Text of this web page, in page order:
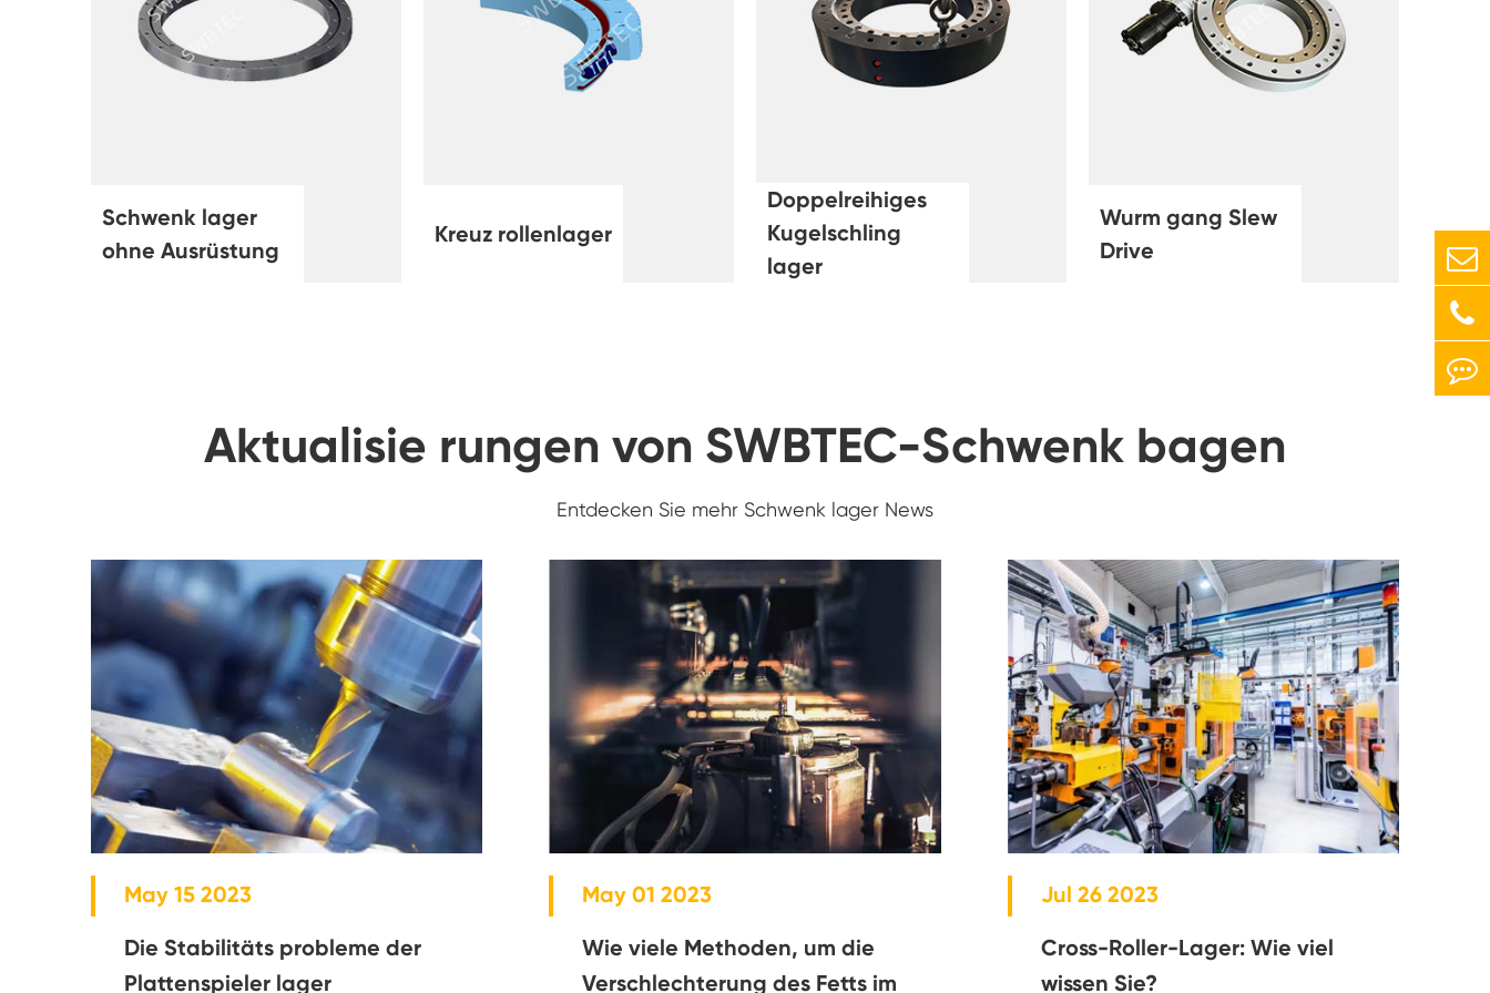
Schwenk lager
ohne Ausrüstung
Kreuz rollenlager
Doppelreihiges
Kugelschling
lager
Wurm gang Slew
Drive
Aktualisie rungen von SWBTEC-Schwenk bagen
Entdecken Sie mehr Schwenk lager News
May 15 2023
Die Stabilitäts probleme der
Plattenspieler lager
May 01 2023
Wie viele Methoden, um die
Verschlechterung des Fetts im
Jul 26 2023
Cross-Roller-Lager: Wie viel
wissen Sie?